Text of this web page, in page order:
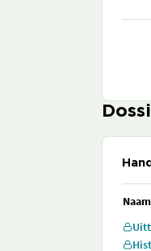
Naam